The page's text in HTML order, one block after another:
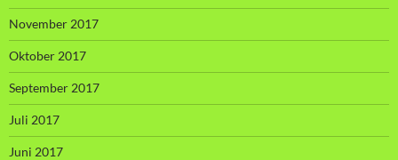
November 2017
Oktober 2017
September 2017
Juli 2017
Juni 2017